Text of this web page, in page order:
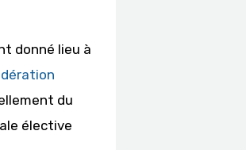
donné lieu à
du
élective